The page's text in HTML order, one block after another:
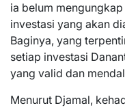
ia belum
investasi yang akan
Baginya, yang
setiap investasi
yang valid dan
Menurut Djamal,